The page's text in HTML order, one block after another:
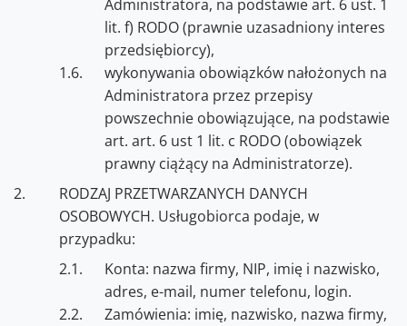
Administratora, na podstawie art. 6 ust. 1
lit. f) RODO (prawnie uzasadniony interes
przedsiębiorcy),
wykonywania obowiązków nałożonych na
Administratora przez przepisy
powszechnie obowiązujące, na podstawie
art. art. 6 ust 1 lit. c RODO (obowiązek
prawny ciążący na Administratorze).
RODZAJ PRZETWARZANYCH DANYCH
OSOBOWYCH. Usługobiorca podaje, w
przypadku:
Konta: nazwa firmy, NIP, imię i nazwisko,
adres, e-mail, numer telefonu, login.
Zamówienia: imię, nazwisko, nazwa firmy,